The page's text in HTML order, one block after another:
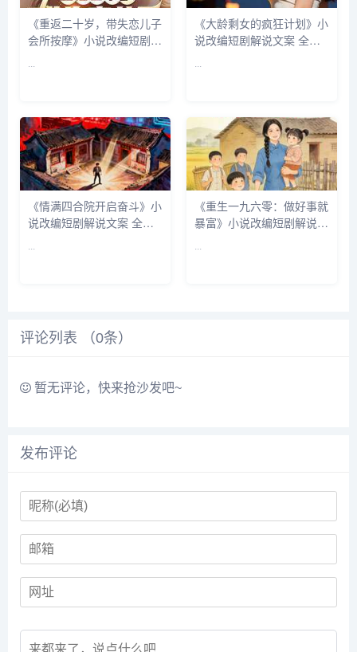
《重返二十岁，带失恋儿子
会所按摩》小说改编短剧解
...
《大龄剩女的疯狂计划》小
说改编短剧解说文案 全网
...
《情满四合院开启奋斗》小
说改编短剧解说文案 全网
...
《重生一九六零：做好事就
暴富》小说改编短剧解说文
...
评论列表 （0条）
暂无评论，快来抢沙发吧~
发布评论